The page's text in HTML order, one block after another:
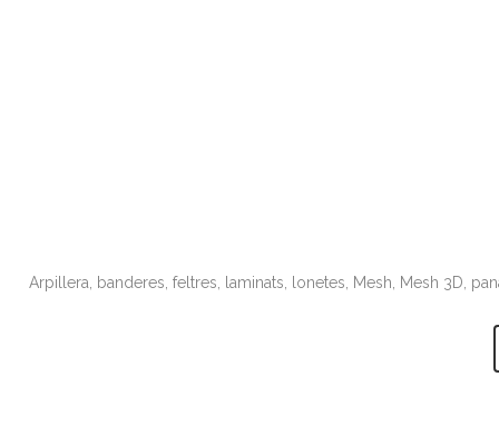
Arpillera, banderes, feltres, laminats, lonetes, Mesh, Mesh 3D,